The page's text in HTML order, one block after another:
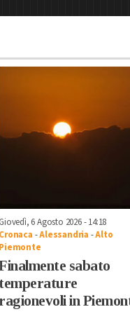
Giovedì, 6 Agosto 2026 - 14:18
Cronaca -Alessandria -Alto
Piemonte
sabato
in